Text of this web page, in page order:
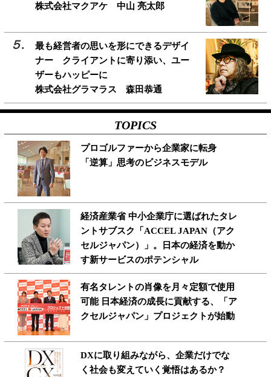
株式会社マクアケ 中山 亮太郎
最も経営者の思いを形にできるデザイ
ナー クライアントに寄り添い、ユー
ザーもハッピーに
株式会社グラマラス 森田恭通
TOPICS
プロゴルファーから企業家に転身
「逆算」思考のビジネスモデル
経済産業省 中小企業庁に選ばれたタレ
ントサブスク「ACCEL JAPAN（アク
セルジャパン）」。日本の経済を動か
す新サービスのポテンシャル
有名タレントの肖像を月々定額で使用
可能 日本経済の成長に貢献する、「ア
クセルジャパン」プロジェクトが始動
DXに取り組みながら、企業だけでな
く社会も変えていく覚悟はあるか？